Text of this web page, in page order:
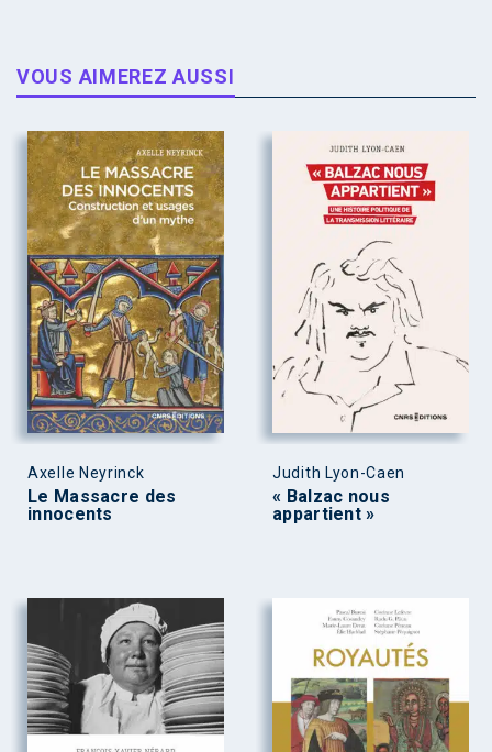
VOUS AIMEREZ AUSSI
Axelle Neyrinck
Le Massacre des
innocents
Judith Lyon-Caen
« Balzac nous
appartient »